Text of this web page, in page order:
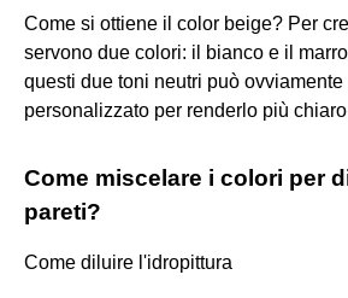
Come si ottiene il color beige? Per
servono due colori: il bianco e il
questi due toni neutri può ovviamente
personalizzato per renderlo più
Come miscelare i colori per
pareti?
Come diluire l'idropittura